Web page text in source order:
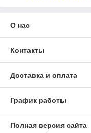
О нас
Контакты
Доставка и оплата
График работы
Полная версия сайта